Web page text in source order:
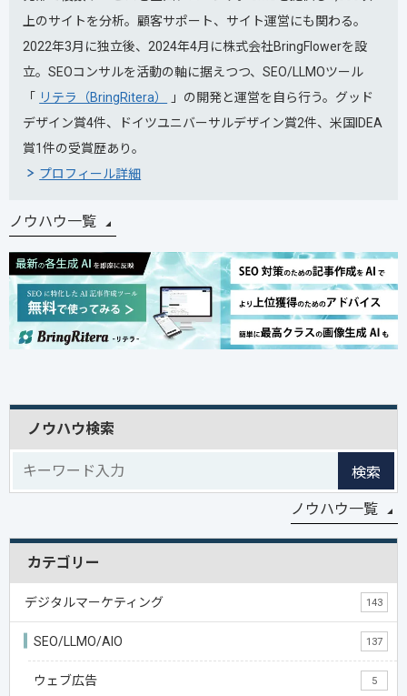
上のサイトを分析。顧客サポート、サイト運営にも関わる。
2022年3月に独立後、2024年4月に株式会社BringFlowerを設
立。SEOコンサルを活動の軸に据えつつ、SEO/LLMOツール
「
リテラ（BringRitera）
」の開発と運営を自ら行う。グッド
デザイン賞4件、ドイツユニバーサルデザイン賞2件、米国IDEA
賞1件の受賞歴あり。
プロフィール詳細
ノウハウ一覧
ノウハウ検索
検索
ノウハウ一覧
カテゴリー
デジタルマーケティング 143
SEO/LLMO/AIO 137
ウェブ広告 5